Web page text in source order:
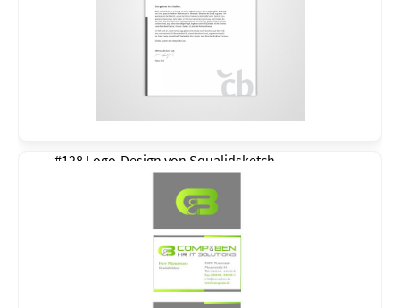
#128 Logo-Design von Squalidsketch